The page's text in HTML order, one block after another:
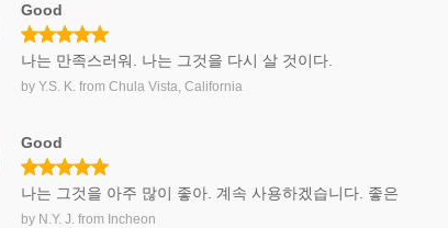
Good
나는 만족스러워. 나는 그것을 다시 살 것이다.
byY.S. K. fromChula Vista, California
Good
나는 그것을 아주 많이 좋아. 계속 사용하겠습니다. 좋은
by N.Y. J. from Incheon